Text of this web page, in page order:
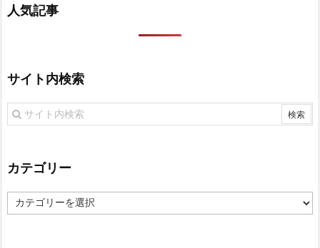
人気記事
サイト内検索
カテゴリー
カ
テ